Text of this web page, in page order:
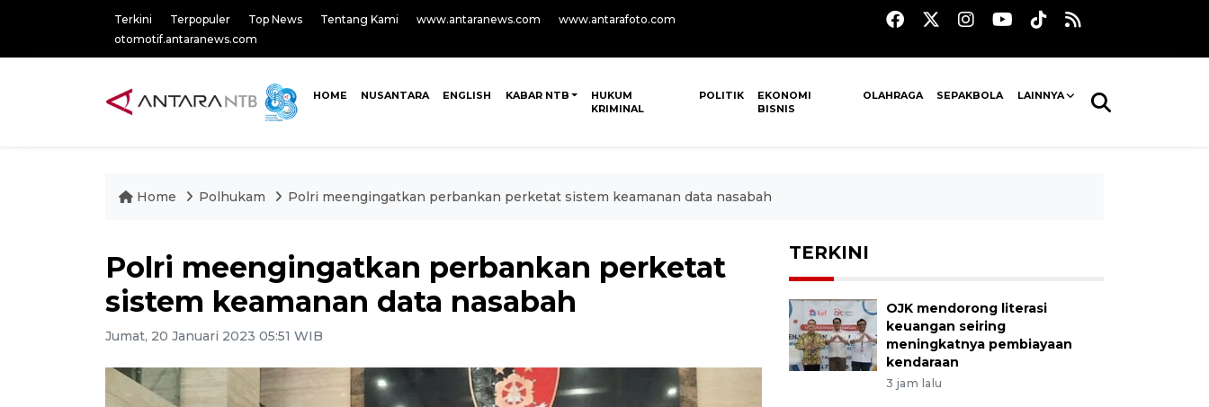
Terkini Terpopuler Top News Tentang Kami www.antaranews.com
www.antarafoto.com
otomotif.antaranews.com
HOME NUSANTARA ENGLISH KABAR NTB
HUKUM
KRIMINAL
POLITIK
EKONOMI
BISNIS
OLAHRAGA SEPAKBOLA LAINNYA
Home Polhukam Polri meengingatkan perbankan perketat sistem keamanan data nasabah
Polri meengingatkan perbankan perketat
sistem keamanan data nasabah
Jumat, 20 Januari 2023 05:51 WIB
TERKINI
OJK mendorong literasi
keuangan seiring
meningkatnya pembiayaan
kendaraan
3 jam lalu